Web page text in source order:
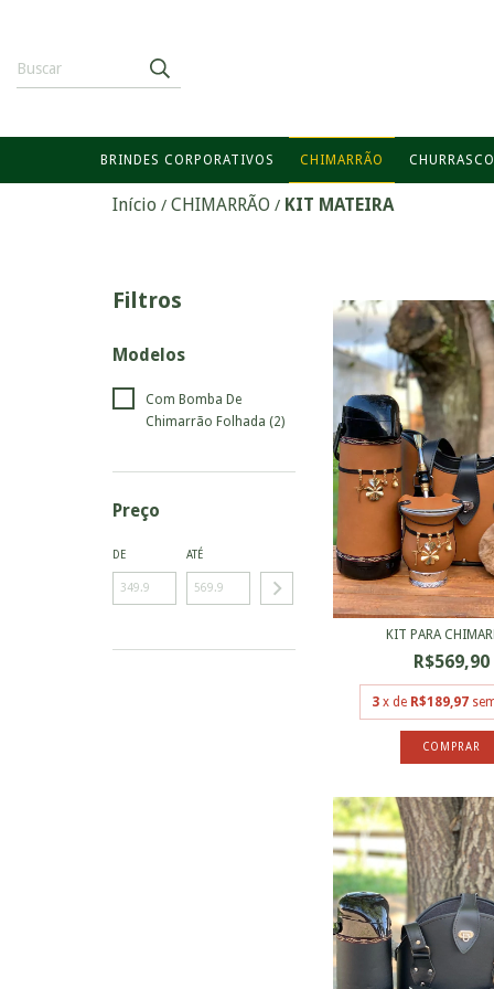
BRINDES CORPORATIVOS CHIMARRÃO CHURRASCO
Início / CHIMARRÃO / KIT MATEIRA
Filtros
Modelos
Com Bomba De
Chimarrão Folhada (2)
Preço
DE ATÉ
KIT PARA
R$569,90
3 x de R$189,97
COMPRAR